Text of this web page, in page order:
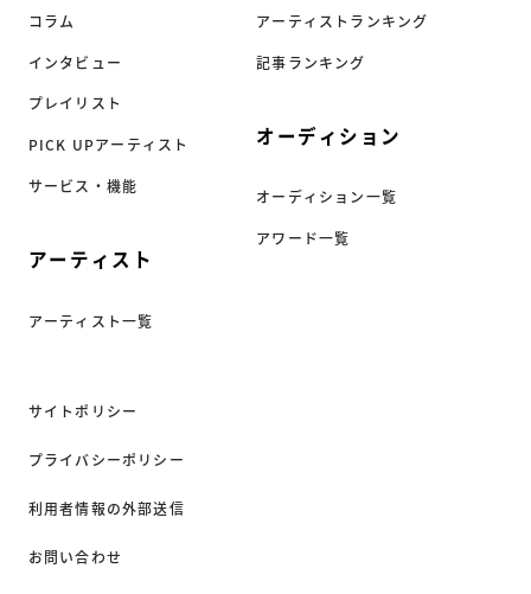
コラム
インタビュー
プレイリスト
PICK UPアーティスト
サービス・機能
アーティスト
アーティスト一覧
アーティストランキング
記事ランキング
オーディション
オーディション一覧
アワード一覧
サイトポリシー
プライバシーポリシー
利用者情報の外部送信
お問い合わせ